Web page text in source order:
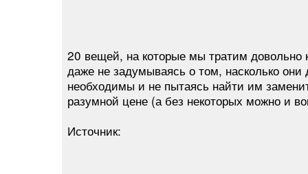
20 вещей, на которые мы тратим довольно
даже не задумываясь о том, насколько они
необходимы и не пытаясь найти им
разумной цене (а без некоторых можно и
Источник: